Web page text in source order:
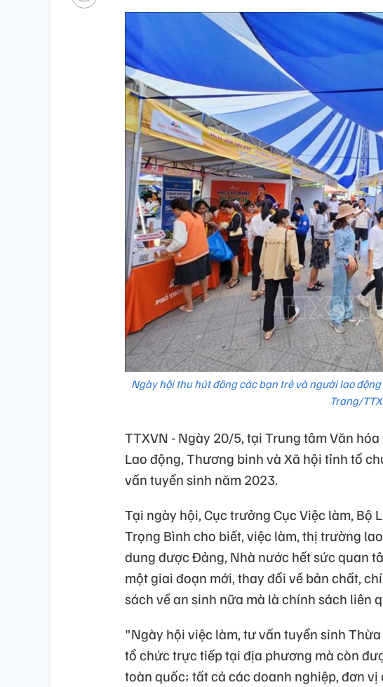
Ngày hội thu hút đông các bạn trẻ và người lao
Trang/
TTXVN - Ngày 20/5, tại Trung tâm Văn
Lao động, Thương binh và Xã hội tỉnh tổ
vấn tuyển sinh năm 2023.
Tại ngày hội, Cục trưởng Cục Việc làm, Bộ
Trọng Bình cho biết, việc làm, thị trường
dung được Đảng, Nhà nước hết sức quan
một giai đoạn mới, thay đổi về bản chất,
sách về an sinh nữa mà là chính sách liên
"Ngày hội việc làm, tư vấn tuyển sinh
tổ chức trực tiếp tại địa phương mà còn
toàn quốc; tất cả các doanh nghiệp, đơn